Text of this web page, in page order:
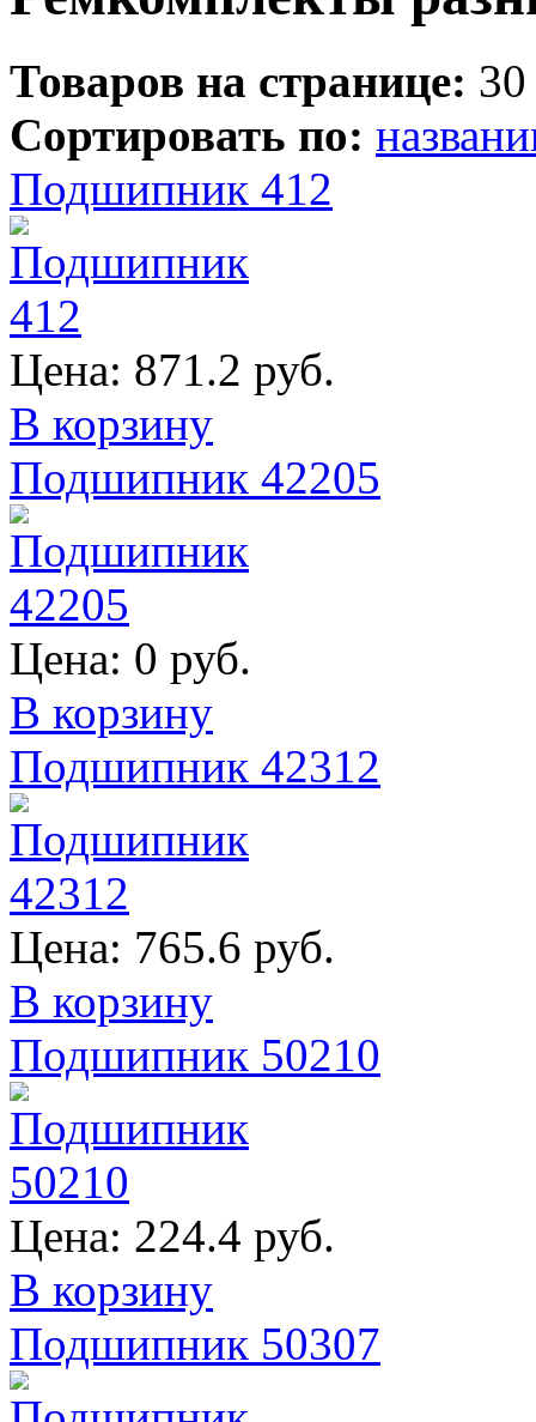
Товаров на странице: 30
Сортировать по:
Подшипник 412
Цена: 871.2 руб.
В корзину
Подшипник 42205
Цена: 0 руб.
В корзину
Подшипник 42312
Цена: 765.6 руб.
В корзину
Подшипник 50210
Цена: 224.4 руб.
В корзину
Подшипник 50307